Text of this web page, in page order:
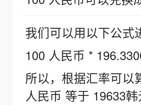
我们可以用以下公式
100 人民币 *
所以，根据汇率可以
人民币 等于 19633